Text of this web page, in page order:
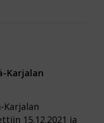
Karjalan
Karjalan
15.12.2021 ja